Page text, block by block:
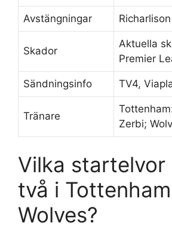
Avstängningar
Skador
Aktuella
Premier
Sändningsinfo TV4,
Tränare
Zerbi;
Vilka startelvor
två i
Wolves?